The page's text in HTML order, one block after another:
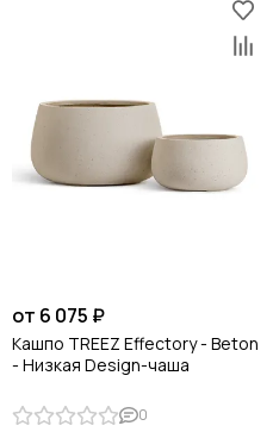
от 6 075 ₽
Кашпо TREEZ Effectory - Beton
- Низкая Design-чаша
0